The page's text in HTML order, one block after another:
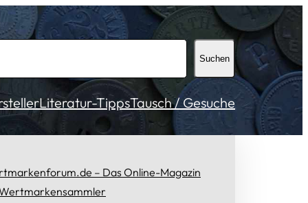
Suchen
Literatur-TippsTausch / Gesuche
– Das Online-Magazin